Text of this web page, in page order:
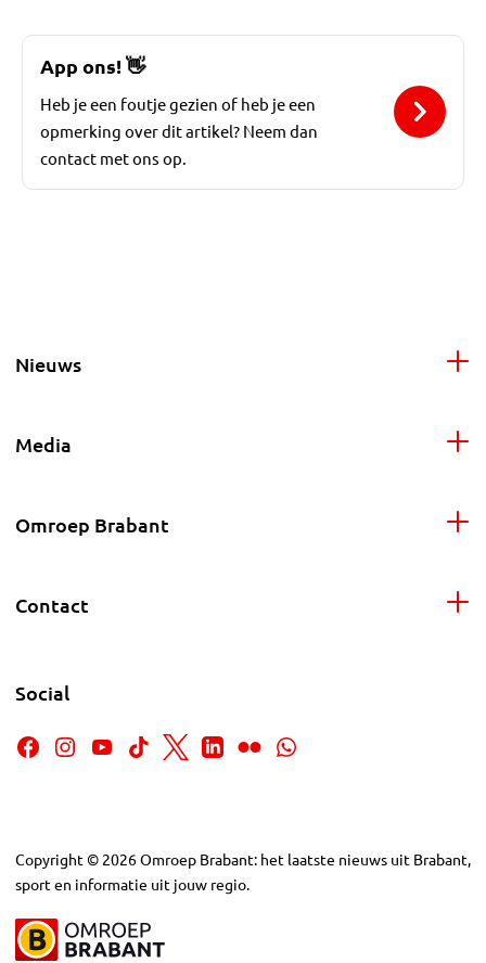
App ons! 👋
Heb je een foutje gezien of heb je een
opmerking over dit artikel? Neem dan
contact met ons op.
Nieuws
Media
Omroep Brabant
Contact
Social
Copyright © 2026Omroep Brabant: het laatste nieuws uit Brabant,
sport en informatie uit jouw regio.